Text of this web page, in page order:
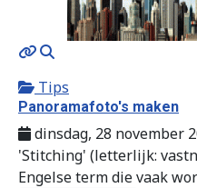
Tips
Panoramafoto's maken
dinsdag, 28 november
'Stitching' (letterlijk:
Engelse term die vaak